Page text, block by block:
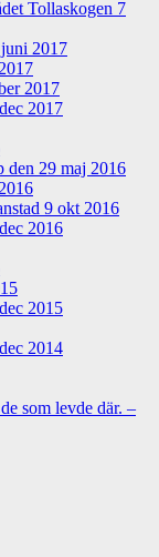
Tollaskogen 7
2017
2017
2017
den 29 maj 2016
9 okt 2016
2016
2015
2014
som levde där. –